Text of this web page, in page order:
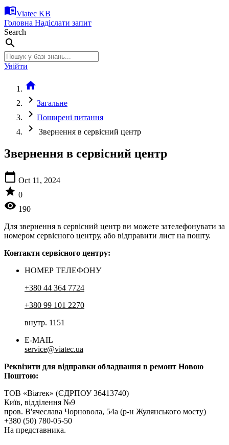
menu_bookViatec KB
Головна Надіслати запит
Search
search
Увійти
home
chevron_right Загальне
chevron_right Поширені питання
chevron_right Звернення в сервісний центр
Звернення в сервісний центр
calendar_today Oct 11, 2024
star 0
visibility 190
Для звернення в сервісний центр ви можете зателефонувати за
номером сервісного центру, або відправити лист на пошту.
Контакти сервісного центру:
НОМЕР ТЕЛЕФОНУ
+380 44 364 7724
+380 99 101 2270
внутр. 1151
E-MAIL
service@viatec.ua
Реквізити для відправки обладнання в ремонт Новою
Поштою:
ТОВ «Віатек» (ЄДРПОУ 36413740)
Київ, відділення №9
пров. В'ячеслава Чорновола, 54а (р-н Жулянського мосту)
+380 (50) 780-05-50
На представника.